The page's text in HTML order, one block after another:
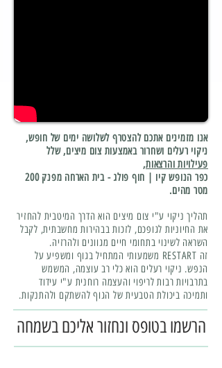
אנו מזמינים אתכם להצטרף לשלושה ימים של חופש,
ניקוי רעלים ושחרור באמצעות צום מיצים, שלל
פעילויות והרצאות,
כפר הנופש קיו | חוף פולג - בית הארחה מפנק 200
מטר מהים.
תהליך ניקוי ע"י צום מיצים הוא הדרך המיטבית להחזיר
את החיוניות לגופכם, לזכות בבהירות מחשבתית, לקבל
השראה לשינוי בתחומי חיים מגוונים ולהרזיה.
זה RESTART משמעותי המתחיל בגוף ומשפיע על
הנפש. ניקוי רעלים הוא כלי רב עוצמה, המשמש
בתרבויות רבות לריפוי והעצמה רוחנית ע"י עידוד
ותמיכה ביכולת הטבעית של הגוף להשתקם ולהתנקות.
הרשמו בטופס ונחזור אליכם בשמחה